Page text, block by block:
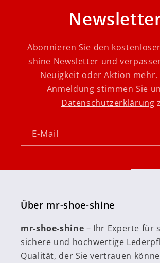
Abonnieren Sie den
shine Newsletter und
Neuigkeit oder Aktion
Anmeldung stimmen Sie
Datenschutzerklärung
E-Mail
Über mr-shoe-shine
mr-shoe-shine – Ihr Experte für
sichere und hochwertige
Qualität, der Sie vertrauen